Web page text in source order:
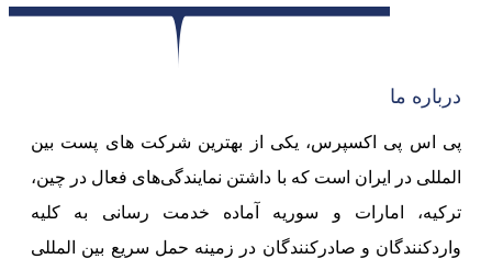
درباره ما
پی اس پی اکسپرس، یکی از بهترین شرکت های پست بین
المللی در ایران است که با داشتن نمایندگی‌های فعال در چین،
ترکیه، امارات و سوریه آماده خدمت رسانی به کلیه
واردکنندگان و صادرکنندگان در زمینه حمل سریع بین المللی